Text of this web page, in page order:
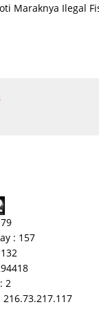
Maraknya Ilegal
: 157
2